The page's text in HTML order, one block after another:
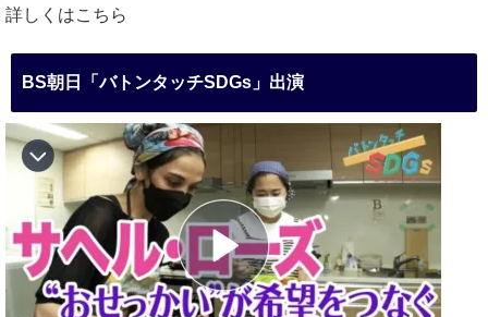
詳しくはこちら
BS朝日「バトンタッチSDGs」出演